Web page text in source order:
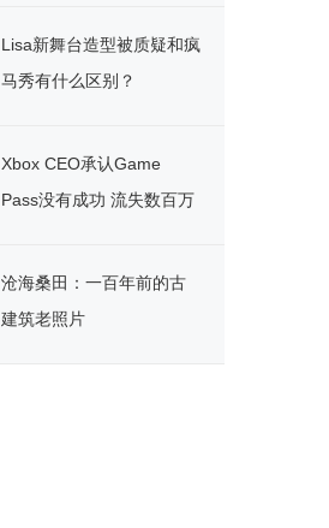
Lisa新舞台造型被质疑和疯
马秀有什么区别？
Xbox CEO承认Game
Pass没有成功 流失数百万
沧海桑田：一百年前的古
建筑老照片